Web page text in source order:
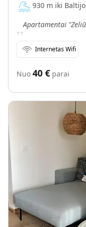
930 m iki
„Apartamentai
Internetas Wifi
Nuo 40 € parai